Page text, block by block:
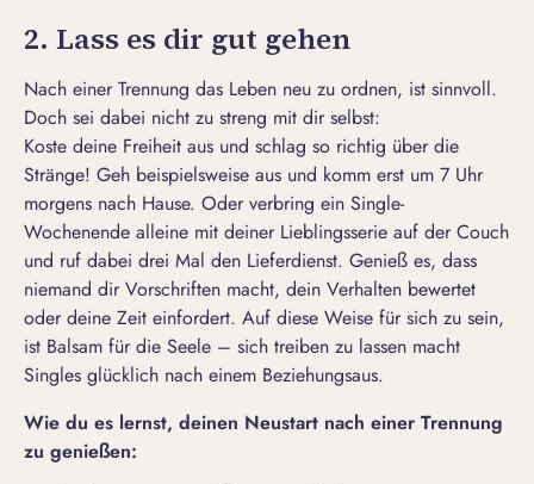
2. Lass es dir gut gehen
Nach einer Trennung das Leben neu zu ordnen, ist sinnvoll.
Doch sei dabei nicht zu streng mit dir selbst:
Koste deine Freiheit aus und schlag so richtig über die
Stränge! Geh beispielsweise aus und komm erst um 7 Uhr
morgens nach Hause. Oder verbring ein Single-
Wochenende alleine mit deiner Lieblingsserie auf der Couch
und ruf dabei drei Mal den Lieferdienst. Genieß es, dass
niemand dir Vorschriften macht, dein Verhalten bewertet
oder deine Zeit einfordert. Auf diese Weise für sich zu sein,
ist Balsam für die Seele – sich treiben zu lassen macht
Singles glücklich nach einem Beziehungsaus.
Wie du es lernst, deinen Neustart nach einer Trennung
zu genießen: